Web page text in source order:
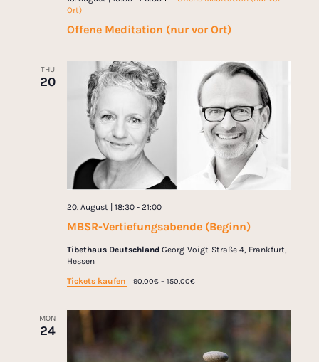
Offene Meditation (nur vor Ort)
Ort)
THU
20
MBSR-Vertiefungsabende (Beginn)
20. August | 18:30- 21:00
Tibethaus Deutschland Georg-Voigt-Straße 4, Frankfurt,
Hessen
Tickets kaufen
90,00€ – 150,00€
MON
24